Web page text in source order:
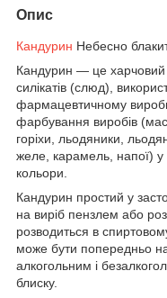
Опис
Кандурин Небесно
Кандурин — це харчовий
силікатів (слюд),
фармацевтичному
фарбування виробів
горіхи, льодяники,
желе, карамель, напої) у
кольори.
Кандурин простий у
на виріб пензлем або
розводиться в
може бути попередньо
алкогольним і
блиску.